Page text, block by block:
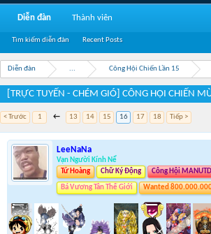
Diễn đàn ... Công Hội Chiến Lần 15
[TRỰC TUYẾN - CHÉM GIÓ] CÔNG HỘI CHIẾN
< Trước 1 ← 13 14 15 16 17 18 Tiếp >
LeeNaNa
Vạn Người Kính Nể
Tứ Hoàng
Chữ Ký Động Công Hội
Bá Vương Tân Thế Giới Wanted
Diễn đàn
Tìm kiếm diễn đàn Recent Posts
Thành viên